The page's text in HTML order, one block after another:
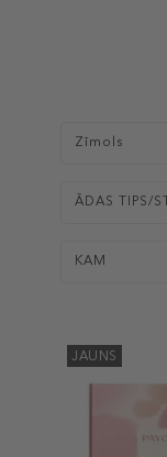
Zīmols
ĀDAS TIPS/
KAM
JAUNS